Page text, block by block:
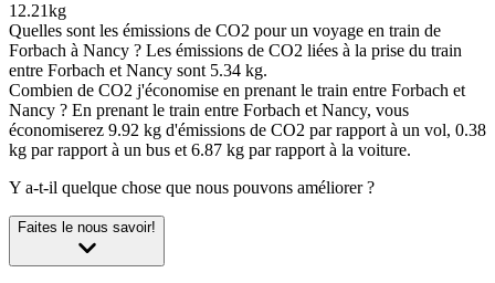
12.21kg
Quelles sont les émissions de CO2 pour un voyage en train de
Forbach à Nancy ? Les émissions de CO2 liées à la prise du train
entre Forbach et Nancy sont 5.34 kg.
Combien de CO2 j'économise en prenant le train entre Forbach et
Nancy ? En prenant le train entre Forbach et Nancy, vous
économiserez 9.92 kg d'émissions de CO2 par rapport à un vol, 0.38
kg par rapport à un bus et 6.87 kg par rapport à la voiture.
Y a-t-il quelque chose que nous pouvons améliorer ?
Faites le nous savoir!